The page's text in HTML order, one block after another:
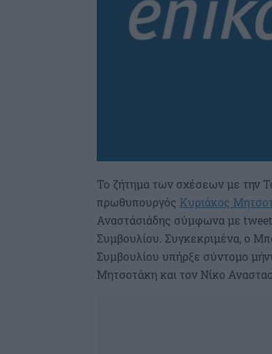
Το ζήτημα των σχέσεων με την
πρωθυπουργός Κυριάκος
Αναστάσιάδης σύμφωνα με
Συμβουλίου. Συγκεκριμένα, ο
Συμβουλίου υπήρξε σύντομο
Μητσοτάκη και τον Νίκο